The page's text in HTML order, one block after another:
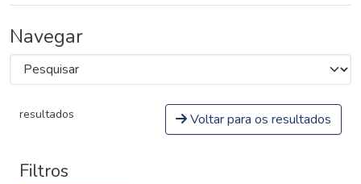
Navegar
resultados Voltar para os resultados
Filtros